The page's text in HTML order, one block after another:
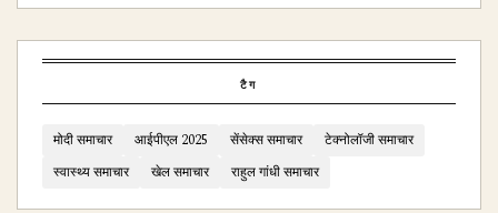
टैग
मोदी समाचार आईपीएल 2025 सेंसेक्स समाचार
टेक्नोलॉजी समाचार
स्वास्थ्य समाचार
खेल समाचार राहुल गांधी समाचार